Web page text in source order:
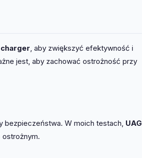
charger, aby zwiększyć efektywność i
jest, aby zachować ostrożność przy
bezpieczeństwa. W moich testach, UAG
ostrożnym.